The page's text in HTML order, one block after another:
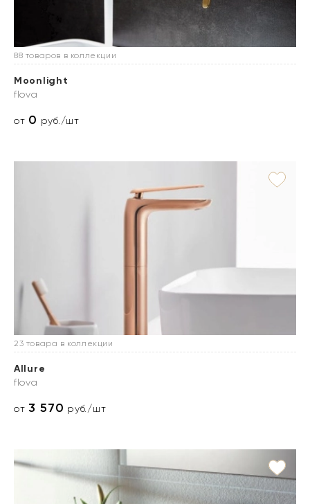
88 товаров в коллекции
Moonlight
flova
от 0 руб./шт
23 товара в коллекции
Allure
flova
от3 570 руб./шт